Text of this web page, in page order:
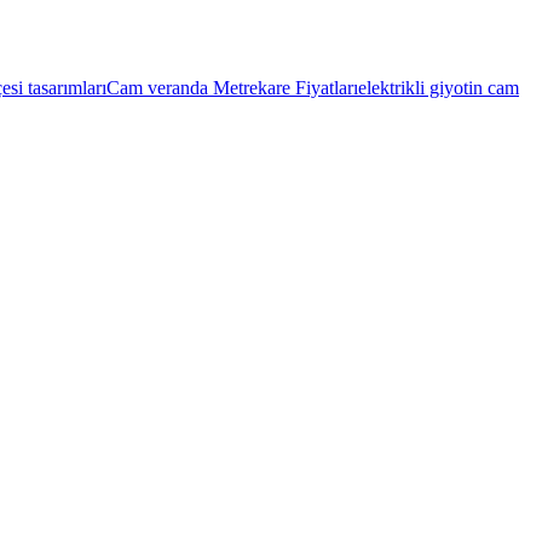
tasarımlarıCam veranda Metrekare Fiyatlarıelektrikli giyotin cam